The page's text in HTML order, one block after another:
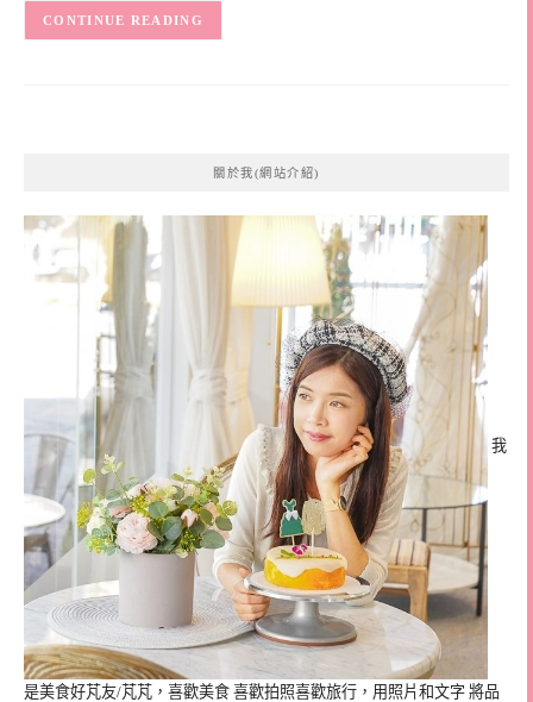
CONTINUE READING
關於我(網站介紹)
我
是美食好芃友/芃芃，喜歡美食 喜歡拍照喜歡旅行，用照片和文字 將品